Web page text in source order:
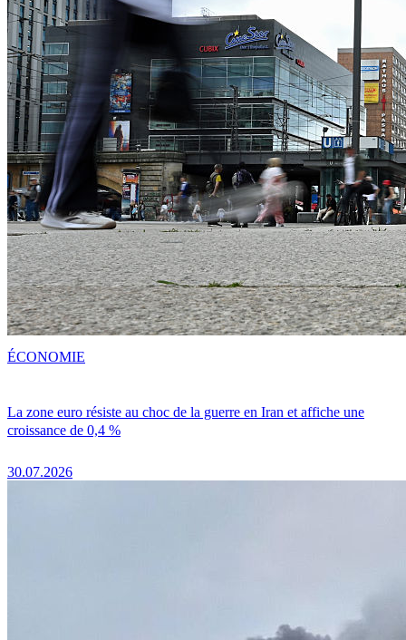
La zone euro résiste au choc de la guerre en Iran et affiche une
croissance de 0,4 %
30.07.2026
ÉCONOMIE